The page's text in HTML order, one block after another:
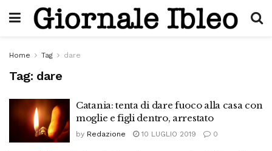
Home Tag dare
Tag: dare
Catania: tenta di dare fuoco alla casa con
moglie e figli dentro, arrestato
by Redazione 10 LUGLIO 2019 0